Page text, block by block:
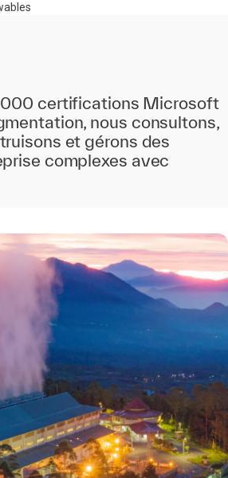
certifications Microsoft
nous consultons,
et gérons des
complexes avec